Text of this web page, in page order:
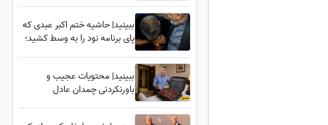
ببینید| حاشیه ختم اکبر عبدی که
پای برنامه نود را به وسط کشید؛
ببینید| محتویات عجیب و
باورنکردنی چمدان عادل